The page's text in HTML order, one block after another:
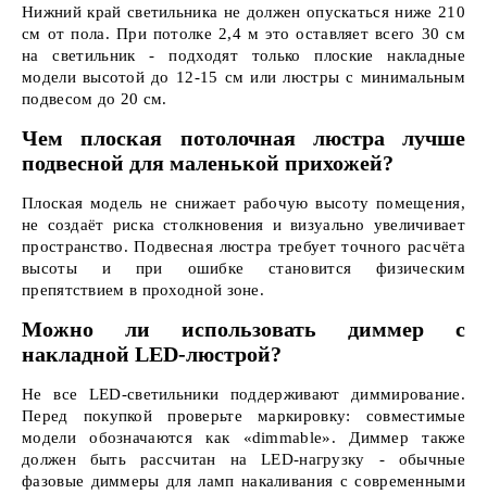
Нижний край светильника не должен опускаться ниже 210
см от пола. При потолке 2,4 м это оставляет всего 30 см
на светильник - подходят только плоские накладные
модели высотой до 12-15 см или люстры с минимальным
подвесом до 20 см.
Чем плоская потолочная люстра лучше
подвесной для маленькой прихожей?
Плоская модель не снижает рабочую высоту помещения,
не создаёт риска столкновения и визуально увеличивает
пространство. Подвесная люстра требует точного расчёта
высоты и при ошибке становится физическим
препятствием в проходной зоне.
Можно ли использовать диммер с
накладной LED-люстрой?
Не все LED-светильники поддерживают диммирование.
Перед покупкой проверьте маркировку: совместимые
модели обозначаются как «dimmable». Диммер также
должен быть рассчитан на LED-нагрузку - обычные
фазовые диммеры для ламп накаливания с современными